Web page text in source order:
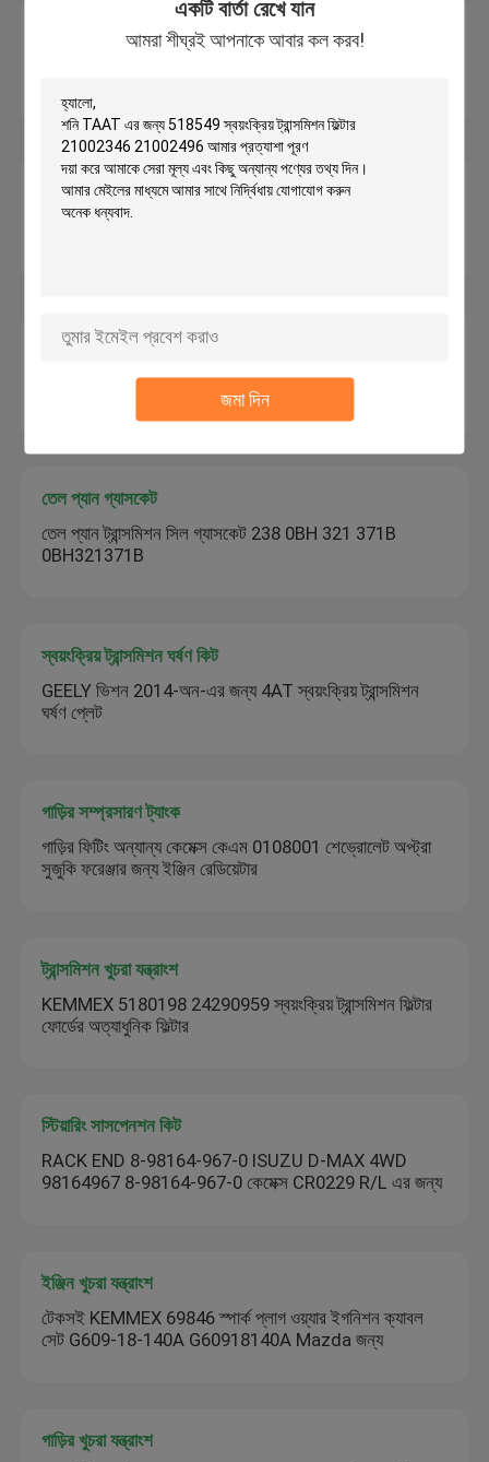
একটি বার্তা রেখে যান
আমরা শীঘ্রই আপনাকে আবার কল করব!
জমা দিন
ফোর্ড ট্রান্সমিশন ফিল্টার
নিসান ট্রান্সমিশন ফিল্টার
RE4F04A নিসান আলটিমা ট্রান্সমিশন ফিল্টার 518938 31728-
মাজদা ট্রান্সমিশন ফিল্টার
ফোর্ড মাজদা ট্রান্সমিশন 4F27E ফিল্টার FN4A-EL 6R5X-
7N155A FNC1-21-500 6E5Z7B155A
তেল প্যান গ্যাসকেট
তেল প্যান ট্রান্সমিশন সিল গ্যাসকেট 238 0BH 321 371B
0BH321371B
স্বয়ংক্রিয় ট্রান্সমিশন ঘর্ষণ কিট
GEELY ভিশন 2014-অন-এর জন্য 4AT স্বয়ংক্রিয় ট্রান্সমিশন
ঘর্ষণ প্লেট
গাড়ির সম্প্রসারণ ট্যাংক
গাড়ির ফিটিং অন্যান্য কেমেক্স কেএম 0108001 শেভ্রোলেট অপ্ট্রা
সুজুকি ফরেঞ্জার জন্য ইঞ্জিন রেডিয়েটার
ট্রান্সমিশন খুচরা যন্ত্রাংশ
KEMMEX 5180198 24290959 স্বয়ংক্রিয় ট্রান্সমিশন ফিল্টার
ফোর্ডের অত্যাধুনিক ফিল্টার
স্টিয়ারিং সাসপেনশন কিট
RACK END 8-98164-967-0 ISUZU D-MAX 4WD
98164967 8-98164-967-0 কেমেক্স CR0229 R/L এর জন্য
ইঞ্জিন খুচরা যন্ত্রাংশ
টেকসই KEMMEX 69846 স্পার্ক প্লাগ ওয়্যার ইগনিশন ক্যাবল
সেট G609-18-140A G60918140A Mazda জন্য
গাড়ির খুচরা যন্ত্রাংশ